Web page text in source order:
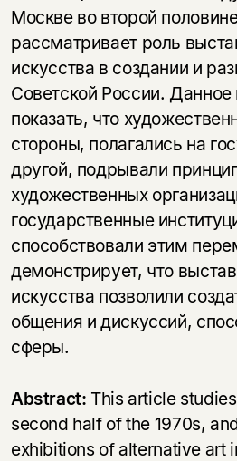
Москве во второй
рассматривает роль
искусства в создании и
Советской России.
показать, что
стороны, полагались на
другой, подрывали
художественных
государственные
способствовали этим
демонстрирует, что
искусства позволили
общения и дискуссий,
сферы.
Abstract: This article
second half of the 1970s,
exhibitions of alternative art